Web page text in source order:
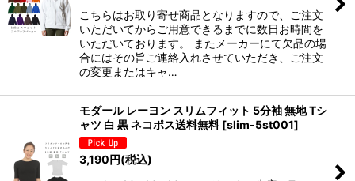
こちらはお取り寄せ商品となりますので、ご注文
いただいてからご用意できるまでに数日お時間を
いただいております。 またメーカーにて欠品の場
合にはその旨ご連絡入れさせていただき、ご注文
の変更またはキャ…
モダール レーヨン スリムフィット 5分袖 無地 Tシ
ャツ 白 黒 ネコポス送料無料 [slim-5st001]
3,190円(税込)